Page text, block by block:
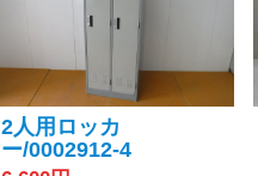
2人用ロッカ
ー/0002912-4